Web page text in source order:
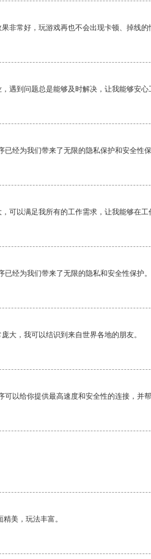
非常好，玩游戏再也不会出现卡顿、掉线
遇到问题总是能够及时解决，让我能够安心
已经为我们带来了无限的隐私保护和安全性保
可以满足我所有的工作需求，让我能够在工
已经为我们带来了无限的隐私和安全性保护。
大，我可以结识到来自世界各地的朋友。
可以给你提供最高速度和安全性的连接，并
美，玩法丰富。